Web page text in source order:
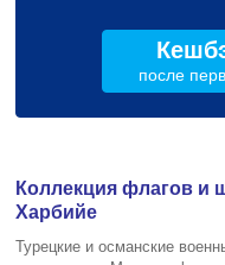
после
Коллекция флагов и
Харбийе
Турецкие и османские